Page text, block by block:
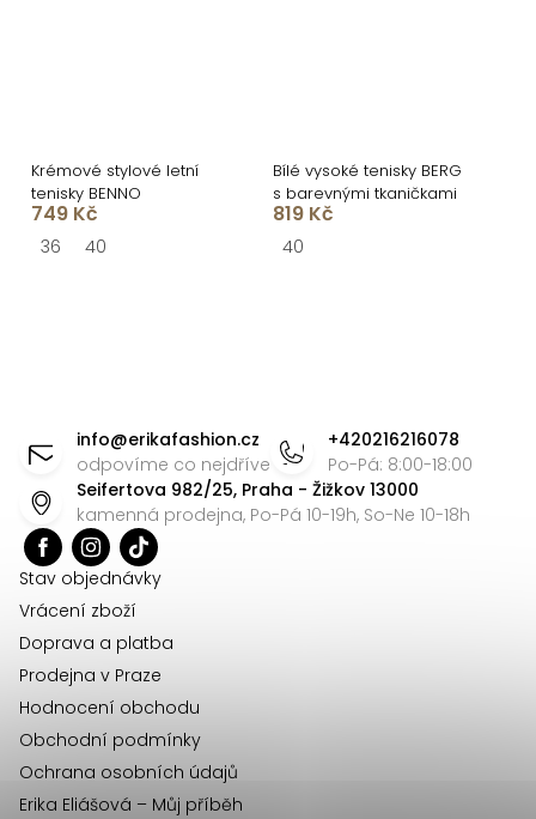
Krémové stylové letní
tenisky BENNO
749 Kč
36 40
Bílé vysoké tenisky BERG
s barevnými tkaničkami
819 Kč
40
a
c
í
info@erikafashion.cz
odpovíme co nejdříve
+420216216078
Po-Pá: 8:00-18:00
Seifertova 982/25, Praha - Žižkov 13000
kamenná prodejna, Po-Pá 10-19h, So-Ne 10-18h
Stav objednávky
Vrácení zboží
Doprava a platba
Prodejna v Praze
Hodnocení obchodu
Obchodní podmínky
Ochrana osobních údajů
Erika Eliášová – Můj příběh